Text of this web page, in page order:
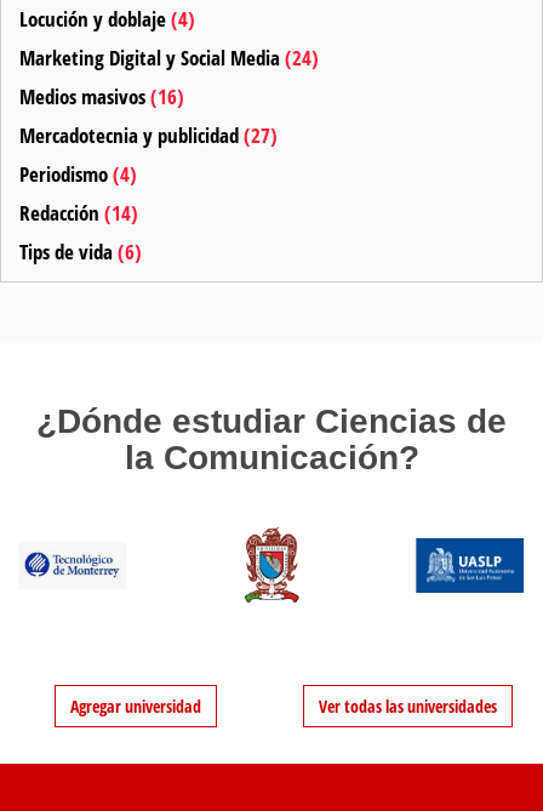
Locución y doblaje(4)
Marketing Digital y Social Media(24)
Medios masivos(16)
Mercadotecnia y publicidad(27)
Periodismo(4)
Redacción (14)
Tips de vida(6)
¿Dónde estudiar Ciencias de
la Comunicación?
Agregar universidad Ver todas las universidades